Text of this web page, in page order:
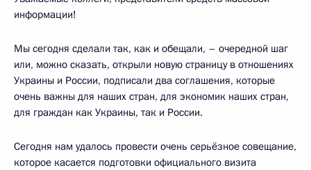
информации!
Мы сегодня сделали так, как и обещали, – очередной шаг
или, можно сказать, открыли новую страницу в отношениях
Украины и России, подписали два соглашения, которые
очень важны для наших стран, для экономик наших стран,
для граждан как Украины, так и России.
Сегодня нам удалось провести очень серьёзное совещание,
которое касается подготовки официального визита